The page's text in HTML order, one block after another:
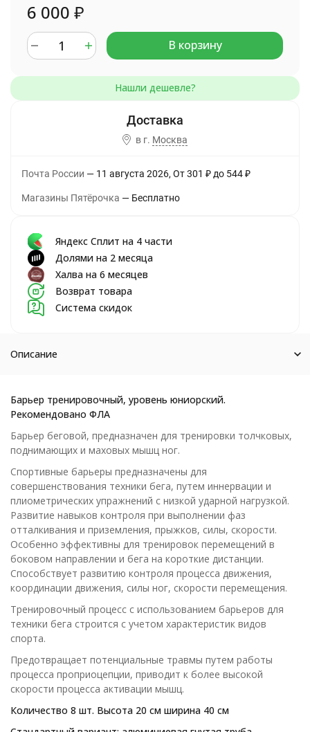
6 000 ₽
В корзину
в г. Москва
Почта России 11 августа 2026 От 301 ₽ до 544₽
Магазины Пятёрочка Бесплатно
Яндекс Сплит на 4 части
Долями на 2 месяца
Халва на 6 месяцев
Возврат товара
Система скидок
Описание
Барьер тренировочный, уровень юниорский.
Рекомендовано ФЛА
Барьер беговой, предназначен для тренировки толчковых,
поднимающих и маховых мышц ног.
Спортивные барьеры предназначены для
совершенствования техники бега, путем иннервации и
плиометрических упражнений с низкой ударной нагрузкой.
Развитие навыков контроля при выполнении фаз
отталкивания и приземления, прыжков, силы, скорости.
Особенно эффективны для тренировок перемещений в
боковом направлении и бега на короткие дистанции.
Способствует развитию контроля процесса движения,
координации движения, силы ног, скорости перемещения.
Тренировочный процесс с использованием барьеров для
техники бега строится с учетом характеристик видов
спорта.
Предотвращает потенциальные травмы путем работы
процесса проприоцепции, приводит к более высокой
скорости процесса активации мышц.
Количество 8 шт. Высота 20 см ширина 40 см